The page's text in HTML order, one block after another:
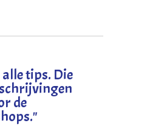
tips. Die
de
"